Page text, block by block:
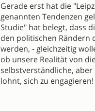
Gerade erst hat die
genannten Tendenzen
Studie" hat belegt, dass
den politischen Rändern
werden, - gleichzeitig
ob unsere Realität von
selbstverständliche,
lohnt, sich zu engagieren!